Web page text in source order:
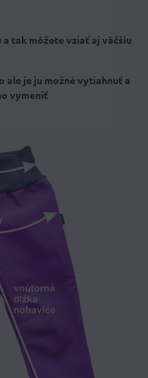
tak môžete vziať aj väčšiu
ale je ju možné vytiahnuť a
vymeniť